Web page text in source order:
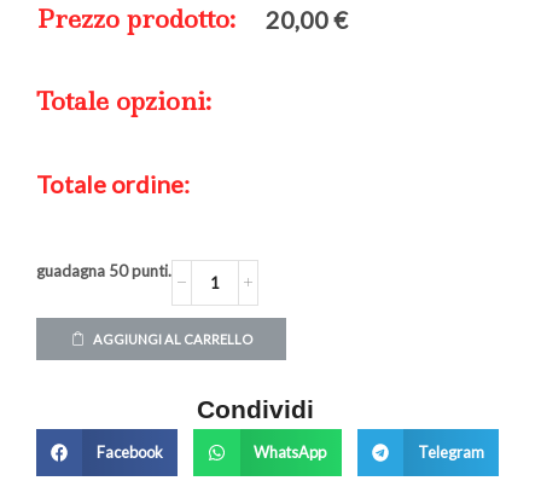
Prezzo prodotto: 20,00€
Totale opzioni:
Totale ordine:
guadagna 50punti.
AGGIUNGI AL CARRELLO
Condividi
Facebook WhatsApp Telegram